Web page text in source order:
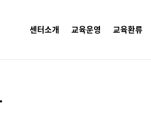
센터소개 교육운영 교육환류